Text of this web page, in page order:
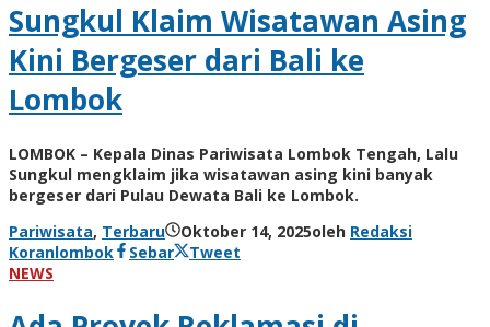
Sungkul Klaim Wisatawan Asing
Kini Bergeser dari Bali ke
Lombok
LOMBOK – Kepala Dinas Pariwisata Lombok Tengah, Lalu
Sungkul mengklaim jika wisatawan asing kini banyak
bergeser dari Pulau Dewata Bali ke Lombok.
Pariwisata, Terbaru Oktober 14, 2025oleh Redaksi
Koranlombok
Sebar
Tweet
NEWS